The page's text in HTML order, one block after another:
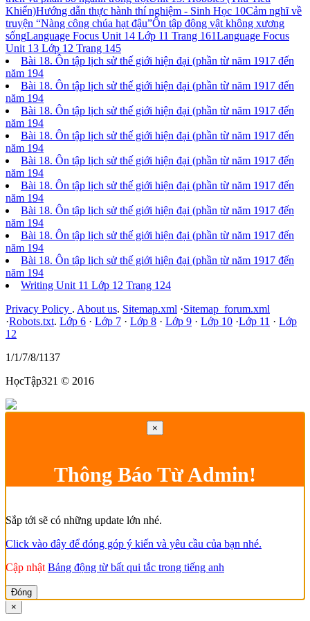
Khiển)Hướng dẫn thực hành thí nghiệm - Sinh Học 10Cảm nghĩ về
truyện “Nàng công chúa hạt đậu”Ôn tập động vật không xương
sốngLanguage Focus Unit 14 Lớp 11 Trang 161Language Focus
Unit 13 Lớp 12 Trang 145
Bài 18. Ôn tập lịch sử thế giới hiện đại (phần từ năm 1917 đến
năm 194
Bài 18. Ôn tập lịch sử thế giới hiện đại (phần từ năm 1917 đến
năm 194
Bài 18. Ôn tập lịch sử thế giới hiện đại (phần từ năm 1917 đến
năm 194
Bài 18. Ôn tập lịch sử thế giới hiện đại (phần từ năm 1917 đến
năm 194
Bài 18. Ôn tập lịch sử thế giới hiện đại (phần từ năm 1917 đến
năm 194
Bài 18. Ôn tập lịch sử thế giới hiện đại (phần từ năm 1917 đến
năm 194
Bài 18. Ôn tập lịch sử thế giới hiện đại (phần từ năm 1917 đến
năm 194
Bài 18. Ôn tập lịch sử thế giới hiện đại (phần từ năm 1917 đến
năm 194
Bài 18. Ôn tập lịch sử thế giới hiện đại (phần từ năm 1917 đến
năm 194
Writing Unit 11 Lớp 12 Trang 124
Privacy Policy . About us. Sitemap.xml ·Sitemap_forum.xml
·Robots.txt. Lớp 6 · Lớp 7 · Lớp 8 · Lớp 9 · Lớp 10 ·Lớp 11 · Lớp
12
1/1/7/8/1137
HọcTập321 © 2016
×
Thông Báo Từ Admin!
Sắp tới sẽ có những update lớn nhé.
Click vào đây để đóng góp ý kiến và yêu cầu của bạn nhé.
Cập nhật Bảng động từ bất qui tắc trong tiếng anh
Đóng
×